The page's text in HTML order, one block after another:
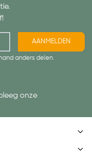
AANMELDEN
anders delen.
onze